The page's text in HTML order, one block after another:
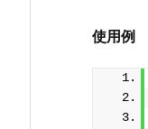
使用例